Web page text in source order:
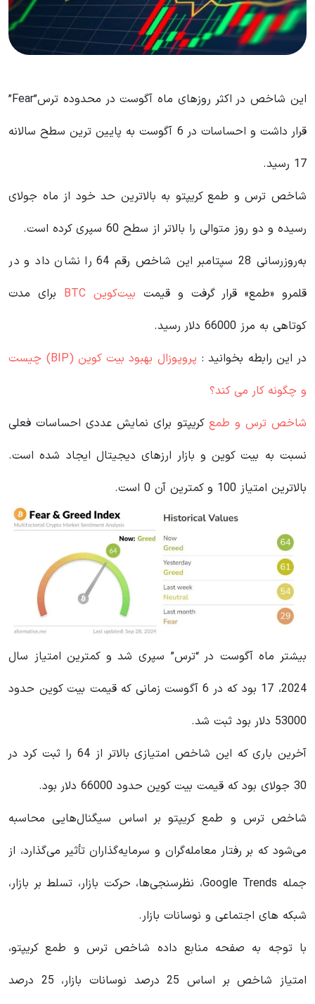
این شاخص در اکثر روزهای ماه آگوست در محدوده ترس”Fear”
قرار داشت و احساسات در 6 آگوست به پایین ترین سطح سالانه
17 رسید.
شاخص ترس و طمع کریپتو به بالاترین حد خود از ماه جولای
رسیده و دو روز متوالی را بالاتر از سطح 60 سپری کرده است.
به‌روزرسانی 28 سپتامبر این شاخص رقم 64 را نشان داد و در
قلمرو «طمع» قرار گرفت و قیمت بیت‌کوین BTC
برای مدت
کوتاهی به مرز 66000 دلار رسید.
در این رابطه بخوانید‌ :
پروپوزال بهبود بیت کوین (BIP) چیست
و چگونه کار می کند؟
شاخص ترس و طمع کریپتو برای نمایش عددی احساسات فعلی
نسبت به بیت کوین و بازار ارزهای دیجیتال ایجاد شده است.
بالاترین امتیاز 100 و کمترین آن 0 است.
بیشتر ماه آگوست در “ترس” سپری شد و کمترین امتیاز سال
2024، 17 بود که در 6 آگوست زمانی که قیمت بیت کوین حدود
53000 دلار بود ثبت شد.
آخرین باری که این شاخص امتیازی بالاتر از 64 را ثبت کرد در
30 جولای بود که قیمت بیت کوین حدود 66000 دلار بود.
شاخص ترس و طمع کریپتو بر اساس سیگنال‌هایی محاسبه
می‌شود که بر رفتار معامله‌گران و سرمایه‌گذاران تأثیر می‌گذارد، از
جمله Google Trends، نظرسنجی‌ها، حرکت بازار، تسلط بر بازار،
شبکه های اجتماعی و نوسانات بازار.
با توجه به صفحه منابع داده شاخص ترس و طمع کریپتو،
امتیاز شاخص بر اساس 25 درصد نوسانات بازار، 25 درصد